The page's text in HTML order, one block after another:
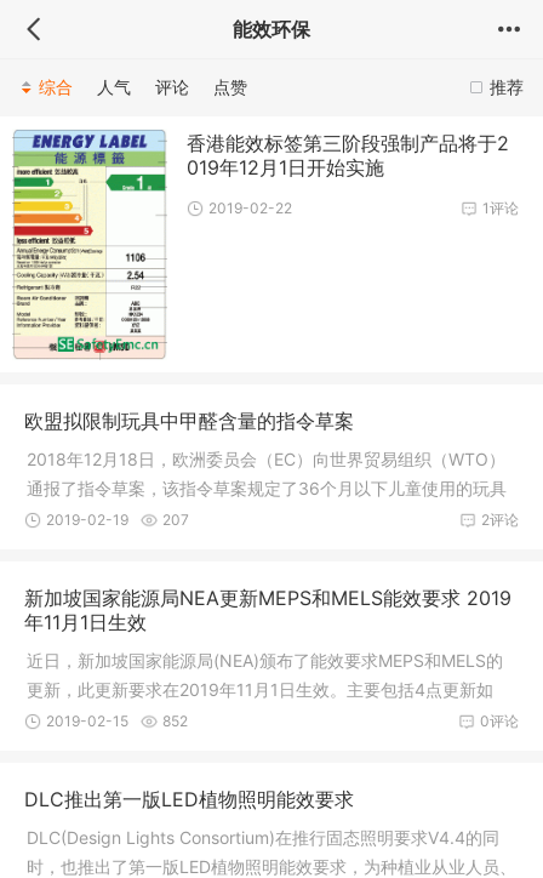
能效环保
推荐
综合 人气 评论 点赞
香港能效标签第三阶段强制产品将于2
019年12月1日开始实施
1评论
2019-02-22
欧盟拟限制玩具中甲醛含量的指令草案
2018年12月18日，欧洲委员会（EC）向世界贸易组织（WTO）
通报了指令草案，该指令草案规定了36个月以下儿童使用的玩具
或其他玩具材料中甲醛的特定限量。该修正案将根据玩具安全指2评论
2019-02-19 207
新加坡国家能源局NEA更新MEPS和MELS能效要求 2019
年11月1日生效
近日，新加坡国家能源局(NEA)颁布了能效要求MEPS和MELS的
更新，此更新要求在2019年11月1日生效。主要包括4点更新如
下：1、将白炽灯的最低能源性能标准(MEPS)提高到2-Ticks。0评论
2019-02-15 852
DLC推出第一版LED植物照明能效要求
DLC(Design Lights Consortium)在推行固态照明要求V4.4的同
时，也推出了第一版LED植物照明能效要求，为种植业从业人员、